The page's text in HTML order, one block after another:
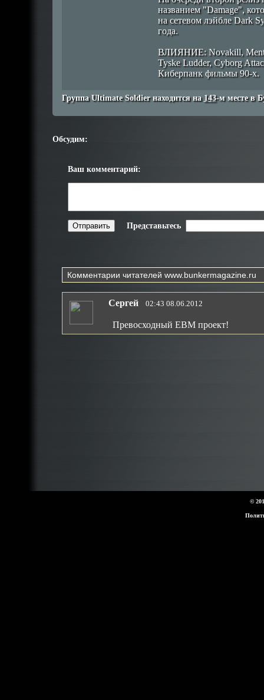
названием "Damage",
на сетевом лэйбле Dark
года.
ВЛИЯНИЕ: Novakill,
Tyske Ludder, Cyborg
Киберпанк фильмы 90-х.
Группа Ultimate Soldier находится на 143-м месте в
Обсудим:
Ваш комментарий:
Представьтесь
Комментарии читателей www.bunkermagazine.ru
Сергей 02:43 08.06.2012
Превосходный EBM проект!
©